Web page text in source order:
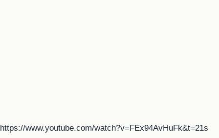
https://www.youtube.com/watch?v=FEx94AvHuFk&t=21s